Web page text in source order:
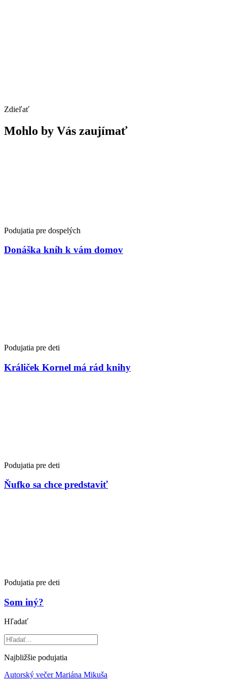
Zdieľať
Mohlo by Vás zaujímať
Podujatia pre dospelých
Donáška kníh k vám domov
Podujatia pre deti
Králiček Kornel má rád knihy
Podujatia pre deti
Ňufko sa chce predstaviť
Podujatia pre deti
Som iný?
Hľadať
Najbližšie podujatia
Autorský večer Mariána Mikuša